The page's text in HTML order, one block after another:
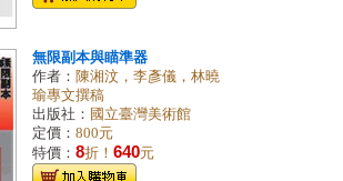
無限副本與瞄準器
作者： 陳湘汶，李彥儀，林曉
瑜專文撰稿
出版社： 國立臺灣美術館
定價： 800元
特價： 8折！ 640元